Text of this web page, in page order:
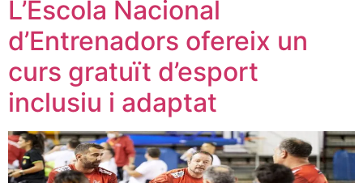
L’Escola Nacional
d’Entrenadors ofereix un
curs gratuït d’esport
inclusiu i adaptat